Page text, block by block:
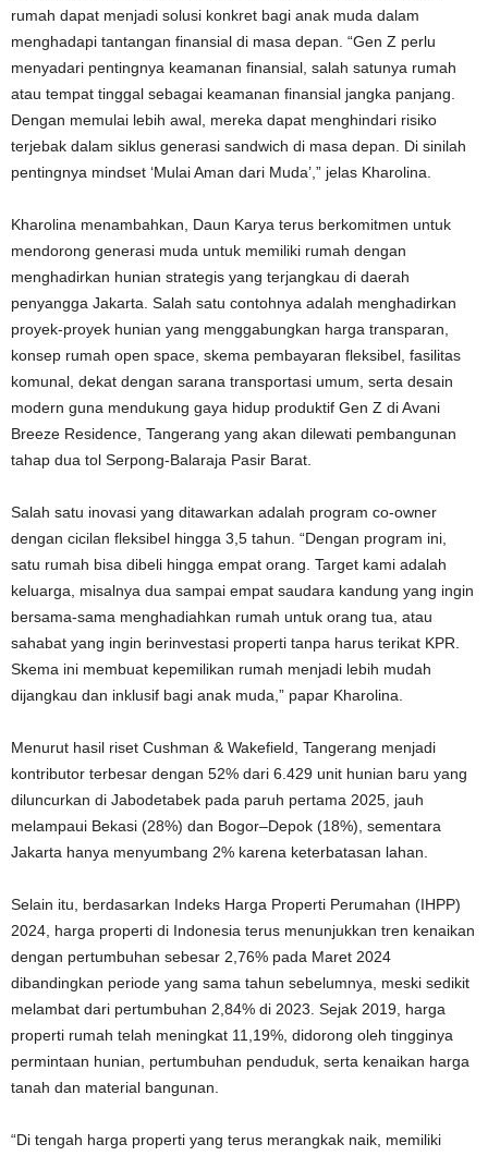
rumah dapat menjadi solusi konkret bagi anak muda dalam
menghadapi tantangan finansial di masa depan. “Gen Z perlu
menyadari pentingnya keamanan finansial, salah satunya rumah
atau tempat tinggal sebagai keamanan finansial jangka panjang.
Dengan memulai lebih awal, mereka dapat menghindari risiko
terjebak dalam siklus generasi sandwich di masa depan. Di sinilah
pentingnya mindset ‘Mulai Aman dari Muda’,” jelas Kharolina.
Kharolina menambahkan, Daun Karya terus berkomitmen untuk
mendorong generasi muda untuk memiliki rumah dengan
menghadirkan hunian strategis yang terjangkau di daerah
penyangga Jakarta. Salah satu contohnya adalah menghadirkan
proyek-proyek hunian yang menggabungkan harga transparan,
konsep rumah open space, skema pembayaran fleksibel, fasilitas
komunal, dekat dengan sarana transportasi umum, serta desain
modern guna mendukung gaya hidup produktif Gen Z di Avani
Breeze Residence, Tangerang yang akan dilewati pembangunan
tahap dua tol Serpong-Balaraja Pasir Barat.
Salah satu inovasi yang ditawarkan adalah program co-owner
dengan cicilan fleksibel hingga 3,5 tahun. “Dengan program ini,
satu rumah bisa dibeli hingga empat orang. Target kami adalah
keluarga, misalnya dua sampai empat saudara kandung yang ingin
bersama-sama menghadiahkan rumah untuk orang tua, atau
sahabat yang ingin berinvestasi properti tanpa harus terikat KPR.
Skema ini membuat kepemilikan rumah menjadi lebih mudah
dijangkau dan inklusif bagi anak muda,” papar Kharolina.
Menurut hasil riset Cushman & Wakefield, Tangerang menjadi
kontributor terbesar dengan 52% dari 6.429 unit hunian baru yang
diluncurkan di Jabodetabek pada paruh pertama 2025, jauh
melampaui Bekasi (28%) dan Bogor–Depok (18%), sementara
Jakarta hanya menyumbang 2% karena keterbatasan lahan.
Selain itu, berdasarkan Indeks Harga Properti Perumahan (IHPP)
2024, harga properti di Indonesia terus menunjukkan tren kenaikan
dengan pertumbuhan sebesar 2,76% pada Maret 2024
dibandingkan periode yang sama tahun sebelumnya, meski sedikit
melambat dari pertumbuhan 2,84% di 2023. Sejak 2019, harga
properti rumah telah meningkat 11,19%, didorong oleh tingginya
permintaan hunian, pertumbuhan penduduk, serta kenaikan harga
tanah dan material bangunan.
“Di tengah harga properti yang terus merangkak naik, memiliki